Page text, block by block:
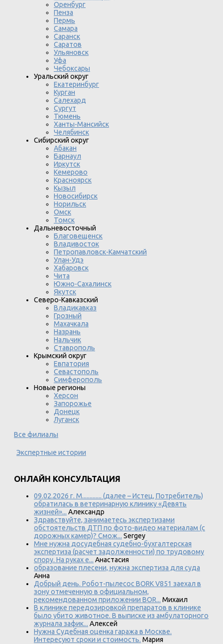
Оренбург
Пенза
Пермь
Самара
Саранск
Саратов
Ульяновск
Уфа
Чебоксары
Уральский округ
Екатеринбург
Курган
Салехард
Сургут
Тюмень
Ханты-Мансийск
Челябинск
Сибирский округ
Абакан
Барнаул
Иркутск
Кемерово
Красноярск
Кызыл
Новосибирск
Норильск
Омск
Томск
Дальневосточный
Благовещенск
Владивосток
Петропавловск-Камчатский
Улан-Удэ
Хабаровск
Чита
Южно-Сахалинск
Якутск
Северо-Кавказский
Владикавказ
Грозный
Махачкала
Назрань
Нальчик
Ставрополь
Крымский округ
Евпатория
Севастополь
Симферополь
Новые регионы
Херсон
Запорожье
Донецк
Луганск
Все филиалы
Экспертные истории
ОНЛАЙН КОНСУЛЬТАЦИЯ
09.02.2026 г. М............. (далее – Истец, Потребитель)
обратилась в ветеринарную клинику «Девять
жизней»... Александр
Здравствуйте, занимаетесь экспертизами
обстоятельств ДТП по фото-видео материалам (с
дорожных камер)? Смож... Sergey
Мне нужна досудебная судебно-бухгалтерская
экспертиза (расчет задолженности) по трудовому
спору. На руках е... Анастасия
образование плесени, нужна экспертиза для суда
Анна
Добрый день. Робот-пылесос BORK V851 заехал в
зону отмеченную в официальном,
рекомендованном приложении BOR... Михаил
В клинике передозировкой препаратов в клинике
было убито животное. В выписке из амбулаторного
журнала зафик... Алексей
Нужна Судебная оценка гаража в Москве.
Интересуют сроки и стоимость. Мария